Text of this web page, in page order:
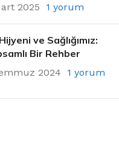
2025 1 yorum
ve Sağlığımız:
Bir Rehber
2024 1 yorum